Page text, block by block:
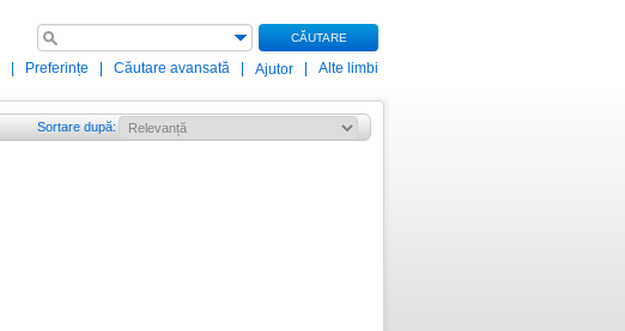
CĂUTARE
Preferințe Căutare avansată Ajutor Alte limbi
Sortare după: